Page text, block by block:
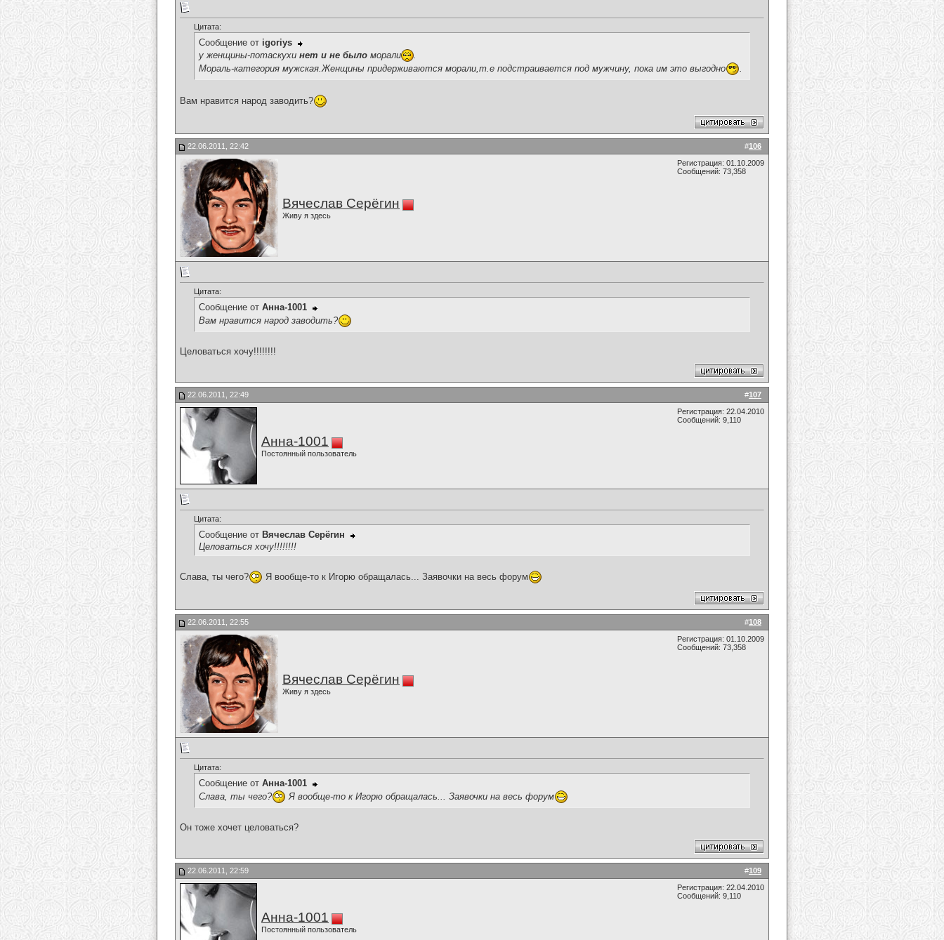
Цитата:
Сообщение от igoriys
у женщины-потаскухи нет и не было морали
Мораль-категория мужская.Женщины придерживаются морали,т.е подстраивается под мужчину, пока им это выгодно
Вам нравится народ заводить?
#106
22.06.2011, 22:42
Вячеслав Серёгин
Живу я здесь
Регистрация: 01.10.2009
Сообщений: 73,358
Цитата:
Сообщение от Анна-1001
Вам нравится народ заводить?
Целоваться хочу!!!!!!!!
#107
22.06.2011, 22:49
Анна-1001
Постоянный пользователь
Регистрация: 22.04.2010
Сообщений: 9,110
Цитата:
Сообщение от Вячеслав Серёгин
Целоваться хочу!!!!!!!!
Слава, ты чего? Я вообще-то к Игорю обращалась... Заявочки на весь форум
#108
22.06.2011, 22:55
Вячеслав Серёгин
Живу я здесь
Регистрация: 01.10.2009
Сообщений: 73,358
Цитата:
Сообщение от Анна-1001
Слава, ты чего?
Я вообще-то к Игорю обращалась... Заявочки на весь форум
Он тоже хочет целоваться?
#109
22.06.2011, 22:59
Анна-1001
Постоянный пользователь
Регистрация: 22.04.2010
Сообщений: 9,110